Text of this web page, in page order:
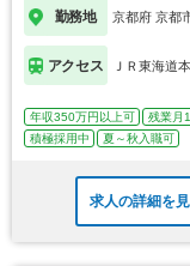
勤務地 京都府 京都
アクセス ＪＲ東海道
年収350万円以上可 残業月
積極採用中
夏～秋入職可
求人の詳細を